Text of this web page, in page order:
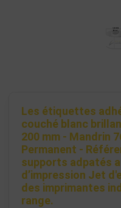
Les étiquettes
couché blanc
200 mm - Mandrin
Permanent -
supports adpatés
d’impression Jet
des imprimantes
range.